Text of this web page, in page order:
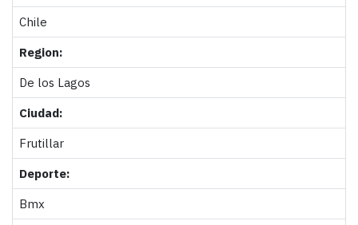
Chile
Region:
De los Lagos
Ciudad:
Frutillar
Deporte:
Bmx